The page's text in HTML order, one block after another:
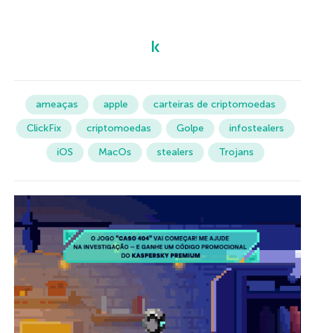
ameaças apple
carteiras de criptomoedas
ClickFix
criptomoedas Golpe
infostealers
iOS
MacOs stealers Trojans